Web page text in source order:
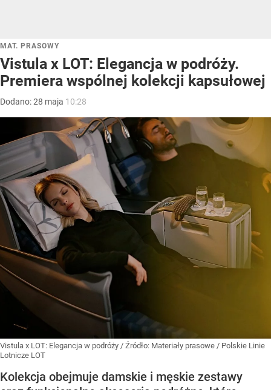
MAT. PRASOWY
Vistula x LOT: Elegancja w podróży.
Premiera wspólnej kolekcji kapsułowej
Dodano:28 maja 10:28
Vistula x LOT: Elegancja w podróży / Źródło: Materiały prasowe / Polskie Linie
Lotnicze LOT
Kolekcja obejmuje damskie i męskie zestawy